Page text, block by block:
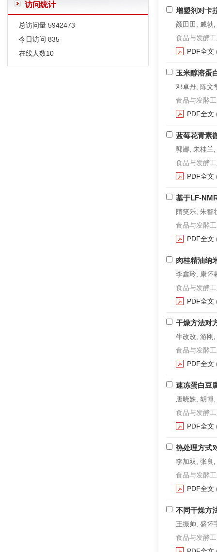
增塑剂对卡
颜田田, 戚勃
食品与发酵
PDF全文
玉米醇溶蛋
邓卓丹, 陈文
食品与发酵
PDF全文
蓝莓花青素
郭娜, 朱桂兰
食品与发酵
PDF全文
基于LF-
隋笑乐, 朱智
食品与发酵
PDF全文
肉桂精油纳
李鑫玲, 康怀
食品与发酵
PDF全文
干燥方法对
牛改改, 游刚
食品与发酵
PDF全文
速冻蛋白豆
唐晓姝, 胡博
食品与发酵
PDF全文
热处理方式
李加双, 张良
食品与发酵
PDF全文
不同干燥方
王振帅, 盛怀
食品与发酵
访问统计
总访问量 5942473
今日访问 835
在线人数10